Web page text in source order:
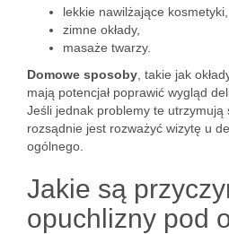
lekkie nawilżające kosmetyki,
zimne okłady,
masaże twarzy.
Domowe sposoby , takie jak
mają potencjał poprawić wygląd
Jeśli jednak problemy te utrzymują
rozsądnie jest rozważyć wizytę u
ogólnego.
Jakie są
opuchlizny pod